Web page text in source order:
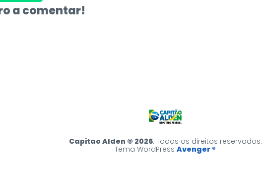
a comentar!
Capitao Alden © 2026. Todos os direitos reservados.
Tema WordPress Avenger ®